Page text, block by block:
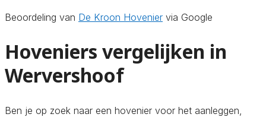
Beoordeling van De Kroon Hovenier via Google
Hoveniers vergelijken in
Wervershoof
Ben je op zoek naar een hovenier voor het aanleggen,